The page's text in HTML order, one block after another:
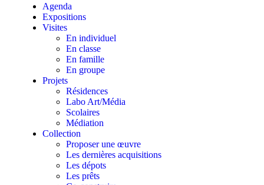
Agenda
Expositions
Visites
En individuel
En classe
En famille
En groupe
Projets
Résidences
Labo Art/Média
Scolaires
Médiation
Collection
Proposer une œuvre
Les dernières acquisitions
Les dépots
Les prêts